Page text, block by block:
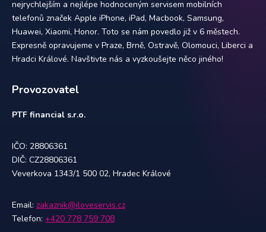
nejrychlejším a nejlépe hodnoceným servisem mobilních
telefonů značek Apple iPhone, iPad, Macbook, Samsung,
Huawei, Xiaomi, Honor. Toto se nám povedlo již v 6 městech.
Expresně opravujeme v Praze, Brně, Ostravě, Olomouci, Liberci a
Hradci Králové. Navštivte nás a vyzkoušejte něco jiného!
Provozovatel
PTF financial s.r.o.
IČO: 28806361
DIČ: CZ28806361
Veverkova 1343/1 500 02, Hradec Králové
Email: zakaznik@iloveservis.cz
Telefon: +420 778 759 708